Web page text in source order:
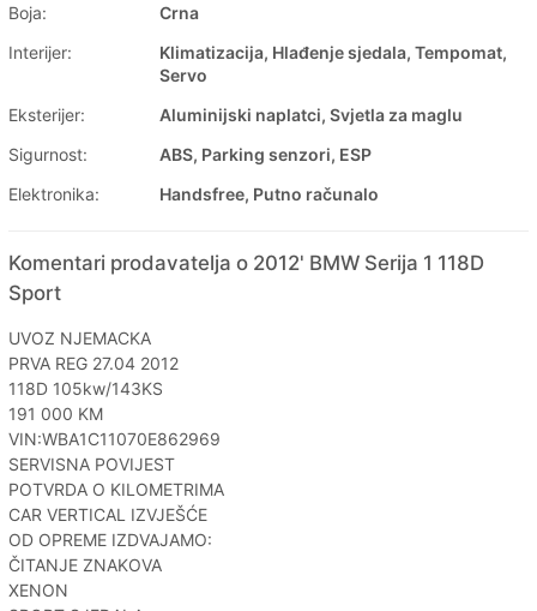
Boja:
Crna
Interijer:
Klimatizacija, Hlađenje sjedala, Tempomat,
Servo
Eksterijer:
Aluminijski naplatci, Svjetla za maglu
Sigurnost:
ABS, Parking senzori, ESP
Elektronika:
Handsfree, Putno računalo
Komentari prodavatelja o 2012' BMW Serija 1 118D
Sport
UVOZ NJEMACKA
PRVA REG 27.04 2012
118D 105kw/143KS
191 000 KM
VIN:WBA1C11070E862969
SERVISNA POVIJEST
POTVRDA O KILOMETRIMA
CAR VERTICAL IZVJEŠĆE
OD OPREME IZDVAJAMO:
ČITANJE ZNAKOVA
XENON